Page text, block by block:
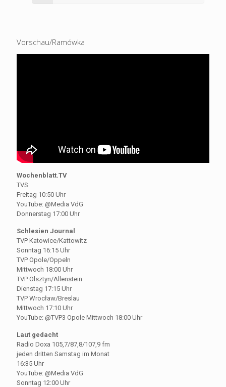
Vorschau/Ramówka
Wochenblatt.TV
TVS
Freitag 10:50 Uhr
YouTube: @Media VdG
Donnerstag 17:00 Uhr
Schlesien Journal
TVP Katowice/Kattowitz
Sonntag 16:15 Uhr
TVP Opole/Oppeln
Mittwoch 18:00 Uhr
TVP Olsztyn/Allenstein
Dienstag 17:15 Uhr
TVP Wrocław/Breslau
Mittwoch 17:10 Uhr
YouTube: @TVP3 Opole Mittwoch 18:00 Uhr
Laut gedacht
Radio Doxa 105,7/87,8/107,9 fm
jeden dritten Samstag im Monat
16:35 Uhr
YouTube: @Media VdG
Sonntag 12:00 Uhr